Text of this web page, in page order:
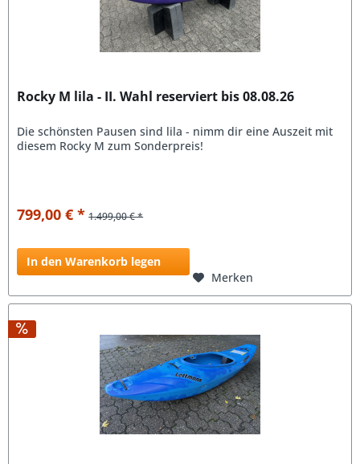
Rocky M lila - II. Wahl reserviert bis 08.08.26
Die schönsten Pausen sind lila - nimm dir eine Auszeit mit
diesem Rocky M zum Sonderpreis!
799,00 € * 1.499,00 € *
In den Warenkorb legen
Merken